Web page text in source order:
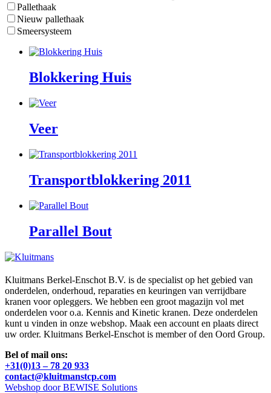
Pallethaak
Nieuw pallethaak
Smeersysteem
Blokkering Huis
Veer
Transportblokkering 2011
Parallel Bout
Kluitmans Berkel-Enschot B.V. is de specialist op het gebied van
onderdelen, onderhoud, reparaties en keuringen van verrijdbare
kranen voor opleggers. We hebben een groot magazijn vol met
onderdelen voor o.a. Kennis and Kinetic kranen. Deze onderdelen
kunt u vinden in onze webshop. Maak een account en plaats direct
uw order. Kluitmans Berkel-Enschot is member of den Oord Group.
Bel of mail ons:
+31(0)13 – 78 20 933
contact@kluitmanstcp.com
Webshop door BEWISE Solutions